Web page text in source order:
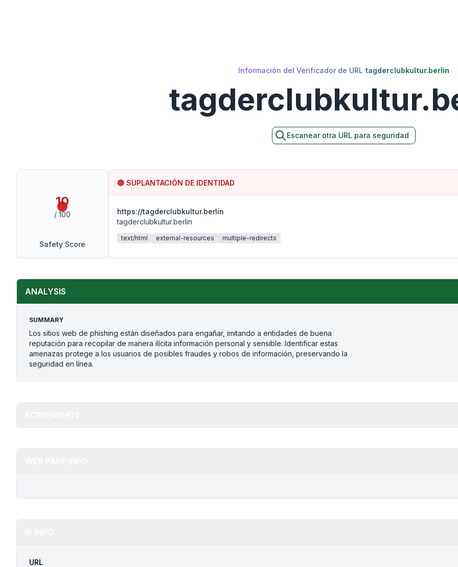
Información del Verificador de URL tagderclubkultur.berlin
Escanear otra URL para seguridad
10
/ 100
Safety Score
🔴 SUPLANTACIÓN DE IDENTIDAD
https://tagderclubkultur.berlin
tagderclubkultur.berlin
text/html external-resources multiple-redirects
ANALYSIS
SUMMARY
Los sitios web de phishing están diseñados para engañar, imitando a entidades de buena
reputación para recopilar de manera ilícita información personal y sensible. Identificar estas
amenazas protege a los usuarios de posibles fraudes y robos de información, preservando la
seguridad en línea.
URL